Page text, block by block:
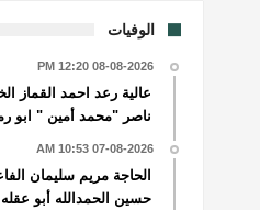
الوفيات
08-08-2026 12:20 PM
عالية رعد احمد القماز
ناصر "محمد أمين " ابو
07-08-2026 10:53 AM
الحاجة مريم سليمان
حسين الحمدالله أبو